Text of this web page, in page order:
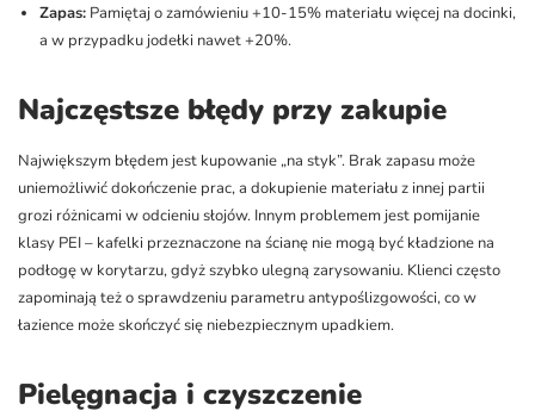
Zapas: Pamiętaj o zamówieniu +10-15% materiału więcej na docinki,
a w przypadku jodełki nawet +20%.
Najczęstsze błędy przy zakupie
Największym błędem jest kupowanie „na styk”. Brak zapasu może
uniemożliwić dokończenie prac, a dokupienie materiału z innej partii
grozi różnicami w odcieniu słojów. Innym problemem jest pomijanie
klasy PEI – kafelki przeznaczone na ścianę nie mogą być kładzione na
podłogę w korytarzu, gdyż szybko ulegną zarysowaniu. Klienci często
zapominają też o sprawdzeniu parametru antypoślizgowości, co w
łazience może skończyć się niebezpiecznym upadkiem.
Pielęgnacja i czyszczenie